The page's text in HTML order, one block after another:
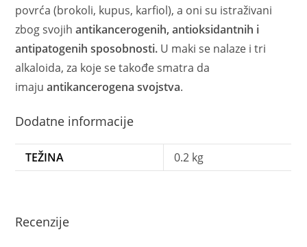
povrća (brokoli, kupus, karfiol), a oni su istraživani
zbog svojihantikancerogenih, antioksidantnih i
antipatogenih sposobnosti. U maki se nalaze i tri
alkaloida, za koje se takođe smatra da
imaju antikancerogena svojstva.
Dodatne informacije
TEŽINA 0.2 kg
Recenzije